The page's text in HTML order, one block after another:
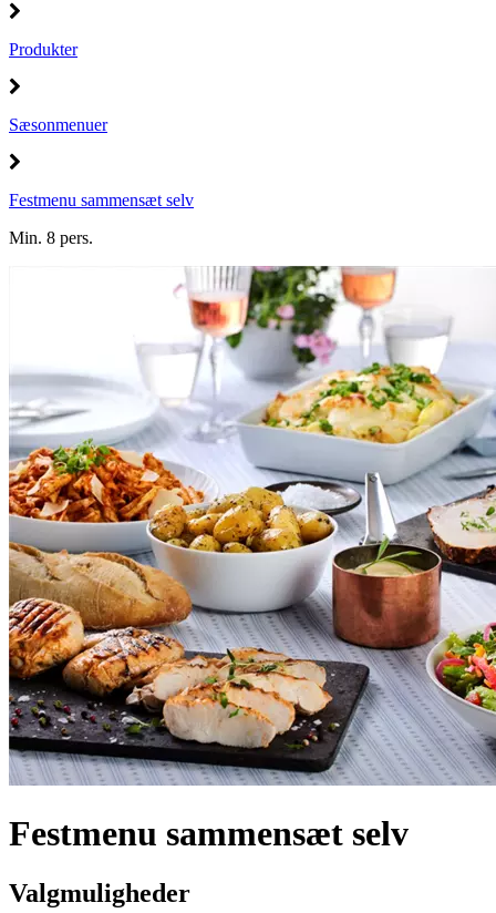
Produkter
Sæsonmenuer
Festmenu sammensæt selv
Min. 8 pers.
Festmenu sammensæt selv
Valgmuligheder